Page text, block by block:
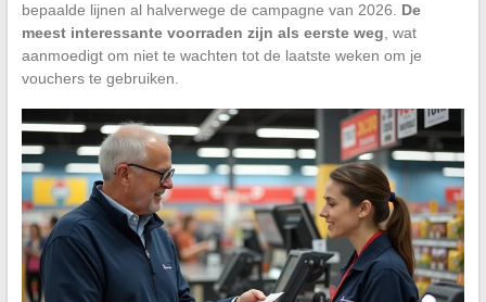
bepaalde lijnen al halverwege de campagne van 2026. De
meest interessante voorraden zijn als eerste weg, wat
aanmoedigt om niet te wachten tot de laatste weken om je
vouchers te gebruiken.